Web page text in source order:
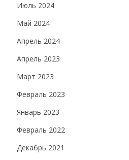
Июль 2024
Май 2024
Апрель 2024
Апрель 2023
Март 2023
Февраль 2023
Январь 2023
Февраль 2022
Декабрь 2021